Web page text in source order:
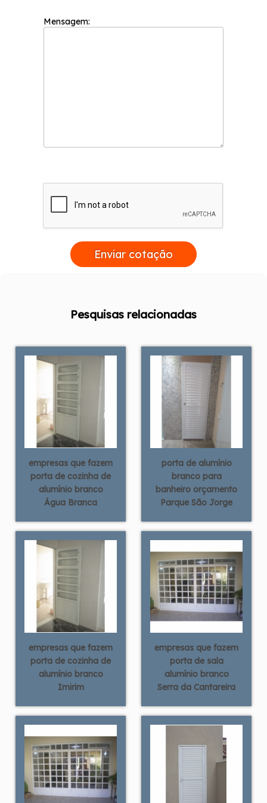
Mensagem:
Enviar cotação
Pesquisas relacionadas
empresas que fazem
porta de cozinha de
alumínio branco
Água Branca
porta de alumínio
branco para
banheiro orçamento
Parque São Jorge
empresas que fazem
porta de cozinha de
alumínio branco
Imirim
empresas que fazem
porta de sala
alumínio branco
Serra da Cantareira